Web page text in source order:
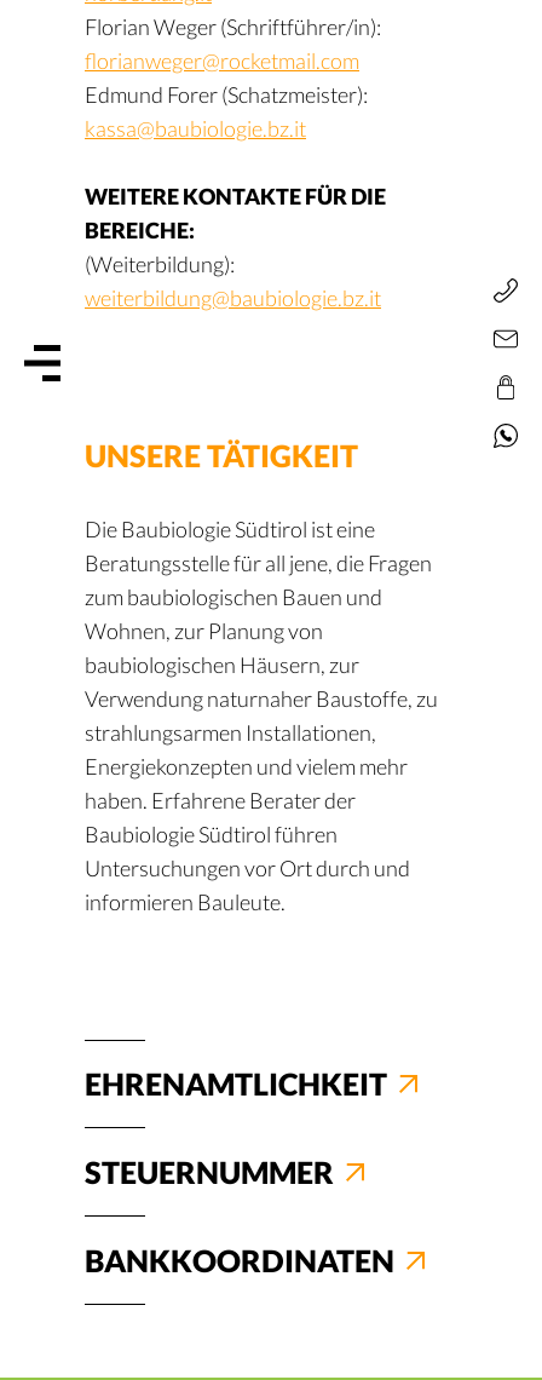
Florian Weger (Schriftführer/in):
florianweger@rocketmail.com
Edmund Forer (Schatzmeister):
kassa@baubiologie.bz.it
WEITERE KONTAKTE FÜR DIE
BEREICHE:
(Weiterbildung):
weiterbildung@baubiologie.bz.it
UNSERE TÄTIGKEIT
Die Baubiologie Südtirol ist eine
Beratungsstelle für all jene, die Fragen
zum baubiologischen Bauen und
Wohnen, zur Planung von
baubiologischen Häusern, zur
Verwendung naturnaher Baustoffe, zu
strahlungsarmen Installationen,
Energiekonzepten und vielem mehr
haben. Erfahrene Berater der
Baubiologie Südtirol führen
Untersuchungen vor Ort durch und
informieren Bauleute.
EHRENAMTLICHKEIT
STEUERNUMMER
BANKKOORDINATEN